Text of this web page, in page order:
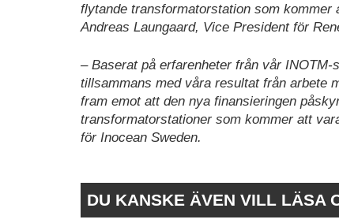
flytande transformatorstation som
Andreas Laungaard, Vice President för
– Baserat på erfarenheter från vår
tillsammans med våra resultat från arbete
fram emot att den nya finansieringen
transformatorstationer som kommer att
för Inocean Sweden.
DU KANSKE ÄVEN VILL LÄSA